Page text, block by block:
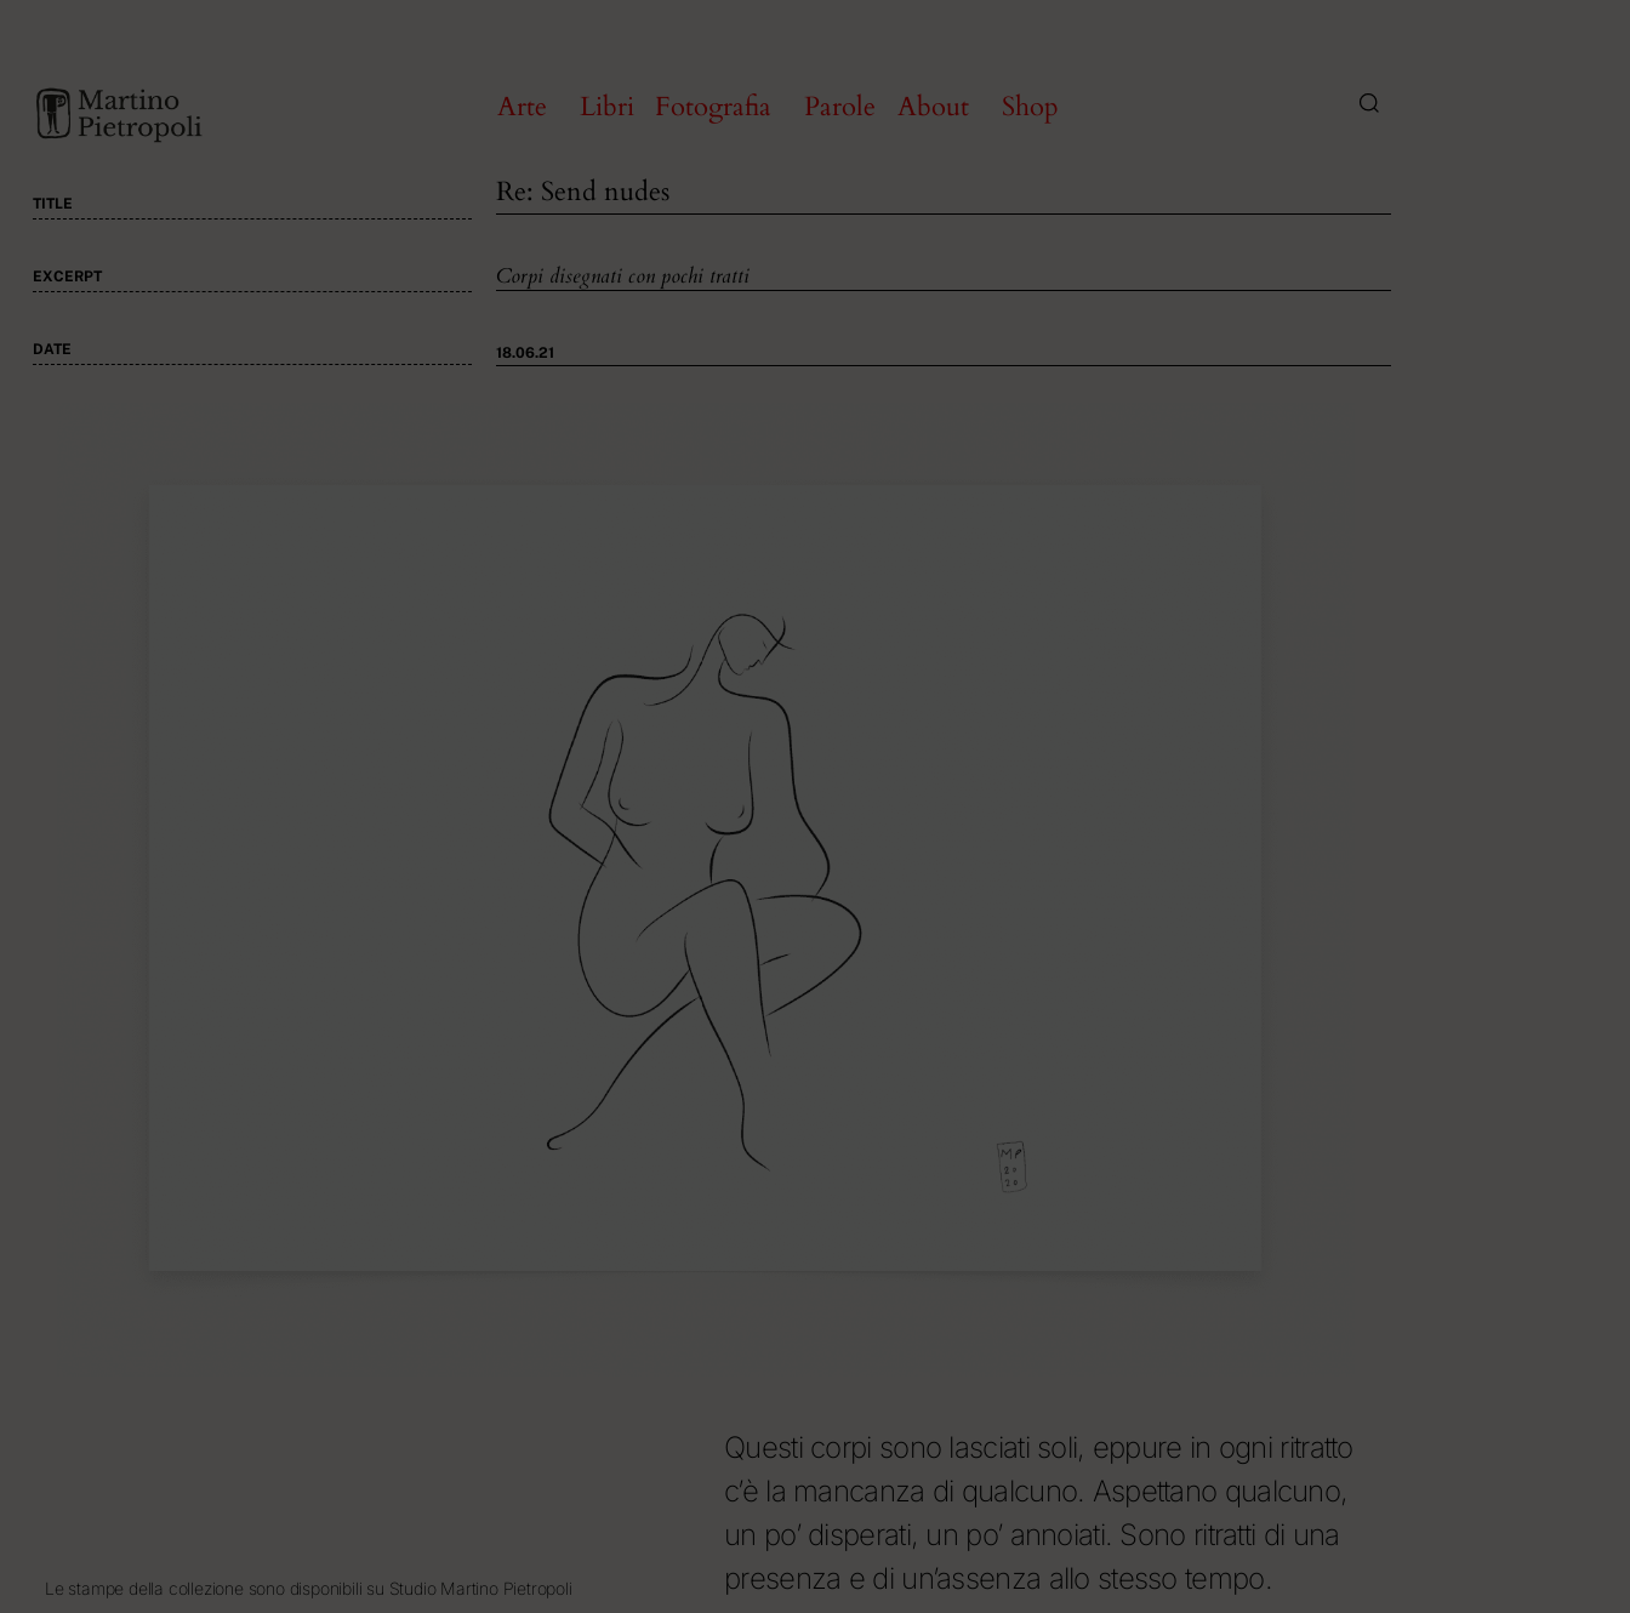
Arte Libri Fotografia Parole About Shop
TITLE Re: Send nudes
EXCERPT Corpi disegnati con pochi tratti
DATE 18.06.21
Le stampe della collezione sono disponibili su Studio Martino Pietropoli
Questi corpi sono lasciati soli, eppure in ogni ritratto
c’è la mancanza di qualcuno. Aspettano qualcuno,
un po’ disperati, un po’ annoiati. Sono ritratti di una
presenza e di un’assenza allo stesso tempo.